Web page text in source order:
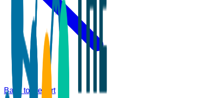
Back to Report